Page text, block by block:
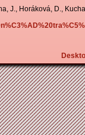
J., Horáková, D.,